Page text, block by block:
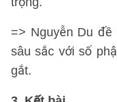
=> Nguyễn Du đề
sâu sắc với số
gắt.